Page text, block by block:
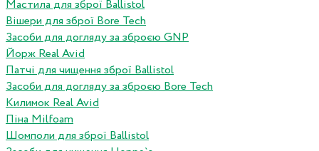
Мастила для зброї Ballistol
Вішери для зброї Bore Tech
Засоби для догляду за зброєю GNP
Йорж Real Avid
Патчі для чищення зброї Ballistol
Засоби для догляду за зброєю Bore Tech
Килимок Real Avid
Піна Milfoam
Шомполи для зброї Ballistol